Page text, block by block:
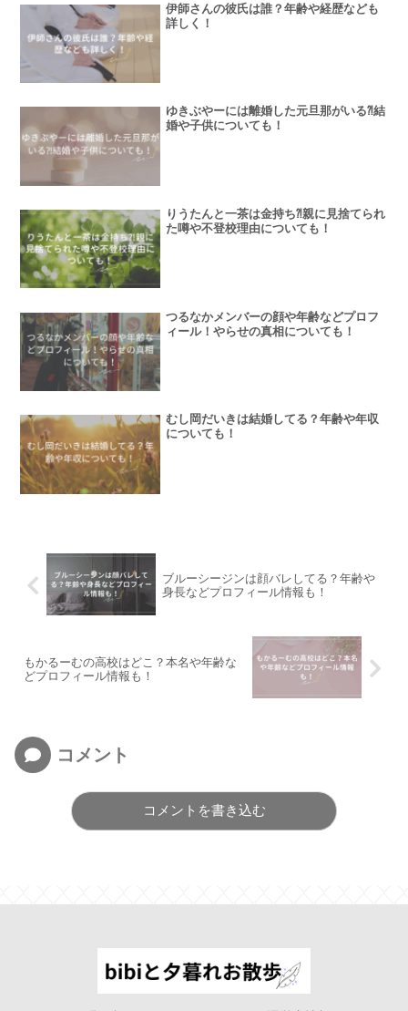
伊師さんの彼氏は誰？年齢や経歴なども
詳しく！
ゆきぶやーには離婚した元旦那がいる⁈結
婚や子供についても！
りうたんと一茶は金持ち⁈親に見捨てられ
た噂や不登校理由についても！
つるなかメンバーの顔や年齢などプロフ
ィール！やらせの真相についても！
むし岡だいきは結婚してる？年齢や年収
についても！
ブルーシージンは顔バレしてる？年齢や
身長などプロフィール情報も！
もかるーむの高校はどこ？本名や年齢な
どプロフィール情報も！
コメント
コメントを書き込む